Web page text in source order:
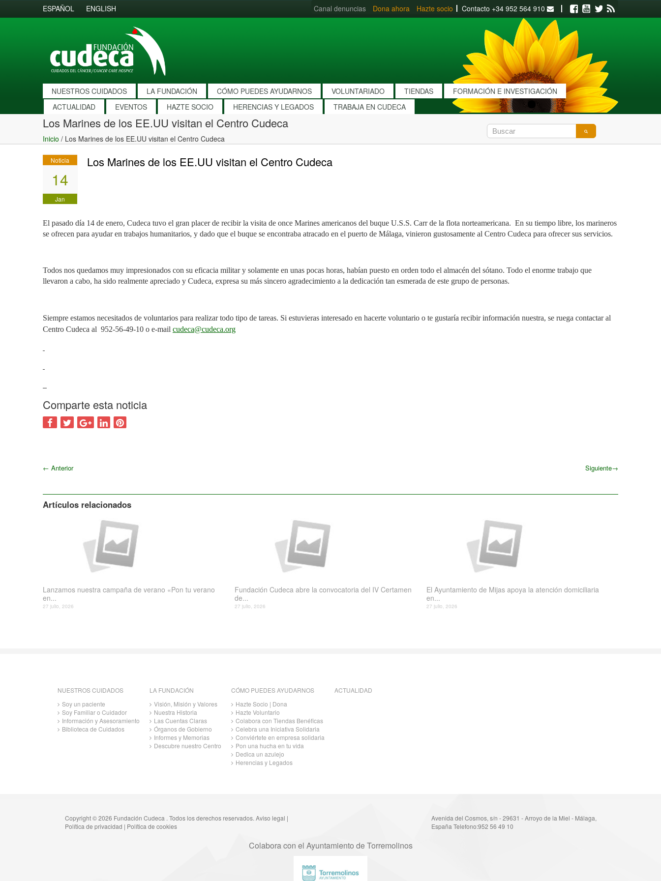
ESPAÑOL ENGLISH Canal denuncias Dona ahora Hazte socio Contacto +34 952 564 910 Facebook
Youtube
Twitter
NUESTROS CUIDADOS LA FUNDACIÓN CÓMO PUEDES AYUDARNOS VOLUNTARIADO TIENDAS
FORMACIÓN E INVESTIGACIÓN
ACTUALIDAD
EVENTOS HAZTE SOCIO HERENCIAS Y LEGADOS TRABAJA EN CUDECA
Los Marines de los EE.UU visitan el Centro Cudeca
Inicio / Los Marines de los EE.UU visitan el Centro Cudeca
Noticia
14
Jan
Los Marines de los EE.UU visitan el Centro Cudeca
El pasado día 14 de enero, Cudeca tuvo el gran placer de recibir la visita de once Marines americanos del buque U.S.S. Carr de la flota norteamericana. En su tiempo libre, los marineros
se ofrecen para ayudar en trabajos humanitarios, y dado que el buque se encontraba atracado en el puerto de Málaga, vinieron gustosamente al Centro Cudeca para ofrecer sus servicios.
Todos nos quedamos muy impresionados con su eficacia militar y solamente en unas pocas horas, habían puesto en orden todo el almacén del sótano. Todo el enorme trabajo que
llevaron a cabo, ha sido realmente apreciado y Cudeca, expresa su más sincero agradecimiento a la dedicación tan esmerada de este grupo de personas.
Siempre estamos necesitados de voluntarios para realizar todo tipo de tareas. Si estuvieras interesado en hacerte voluntario o te gustaría recibir información nuestra, se ruega contactar al
Centro Cudeca al 952-56-49-10 o e-mail cudeca@cudeca.org
Comparte esta noticia
← Anterior Siguiente→
Artículos relacionados
Lanzamos nuestra campaña de verano «Pon tu verano
en...
27 julio, 2026
Fundación Cudeca abre la convocatoria del IV Certamen
de...
27 julio, 2026
El Ayuntamiento de Mijas apoya la atención domiciliaria
en...
27 julio, 2026
NUESTROS CUIDADOS
Soy un paciente
Soy Familiar o Cuidador
Información y Asesoramiento
Biblioteca de Cuidados
LA FUNDACIÓN
Visión, Misión y Valores
Nuestra Historia
Las Cuentas Claras
Órganos de Gobierno
Informes y Memorias
Descubre nuestro Centro
CÓMO PUEDES AYUDARNOS
Hazte Socio | Dona
Hazte Voluntario
Colabora con Tiendas Benéficas
Celebra una Iniciativa Solidaria
Conviértete en empresa solidaria
Pon una hucha en tu vida
Dedica un azulejo
Herencias y Legados
ACTUALIDAD
Copyright © 2026 Fundación Cudeca . Todos los derechos reservados. Aviso legal |
Política de privacidad | Política de cookies
Avenida del Cosmos, s/n - 29631 - Arroyo de la Miel - Málaga,
España Telefono:952 56 49 10
Colabora con el Ayuntamiento de Torremolinos